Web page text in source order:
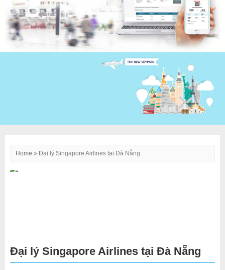
Home » Đại lý Singapore Airlines tại Đà Nẵng
Đại lý Singapore Airlines tại Đà Nẵng